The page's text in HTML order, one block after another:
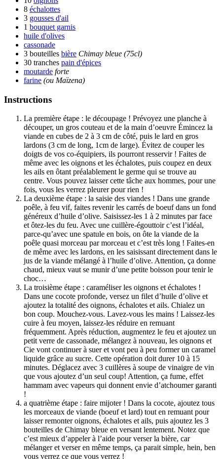
8 échalottes
3 gousses d'ail
1 bouquet garnis
huile d'olives
cassonade
3 bouteilles bière Chimay bleue (75cl)
30 tranches pain d'épices
moutarde forte
farine (ou Maïzena)
Instructions
La première étape : le découpage ! Prévoyez une planche à
découper, un gros couteau et de la main d’oeuvre Émincez la
viande en cubes de 2 à 3 cm de côté, puis le lard en gros
lardons (3 cm de long, 1cm de large). Évitez de couper les
doigts de vos co-équipiers, ils pourront resservir ! Faites de
même avec les oignons et les échalotes, puis coupez en deux
les ails en ôtant préalablement le germe qui se trouve au
centre. Vous pouvez laisser cette tâche aux hommes, pour une
fois, vous les verrez pleurer pour rien !
La deuxième étape : la saisie des viandes ! Dans une grande
poêle, à feu vif, faites revenir les carrés de boeuf dans un fond
généreux d’huile d’olive. Saisissez-les 1 à 2 minutes par face
et ôtez-les du feu. Avec une cuillère-égouttoir c’est l’idéal,
parce-qu’avec une spatule en bois, on ôte la viande de la
poêle quasi morceau par morceau et c’est très long ! Faites-en
de même avec les lardons, en les saisissant directement dans le
jus de la viande mélangé à l’huile d’olive. Attention, ça donne
chaud, mieux vaut se munir d’une petite boisson pour tenir le
choc…
La troisième étape : caraméliser les oignons et échalotes !
Dans une cocote profonde, versez un filet d’huile d’olive et
ajoutez la totalité des oignons, échalotes et ails. Chialez un
bon coup. Mouchez-vous. Lavez-vous les mains ! Laissez-les
cuire à feu moyen, laissez-les réduire en remuant
fréquemment. Après réduction, augmentez le feu et ajoutez un
petit verre de cassonade, mélangez à nouveau, les oignons et
Cie vont continuer à suer et vont peu à peu former un caramel
liquide grâce au sucre. Cette opération doit durer 10 à 15
minutes. Déglacez avec 3 cuillères à soupe de vinaigre de vin
que vous ajoutez d’un seul coup! Attention, ça fume, effet
hammam avec vapeurs qui donnent envie d’atchoumer garanti
!
a quatrième étape : faire mijoter ! Dans la cocote, ajoutez tous
les morceaux de viande (boeuf et lard) tout en remuant pour
laisser remonter oignons, échalotes et ails, puis ajoutez les 3
bouteilles de Chimay bleue en versant lentement. Notez que
c’est mieux d’appeler à l’aide pour verser la bière, car
mélanger et verser en même temps, ça parait simple, hein, ben
vous verrez ce que vous verrez !